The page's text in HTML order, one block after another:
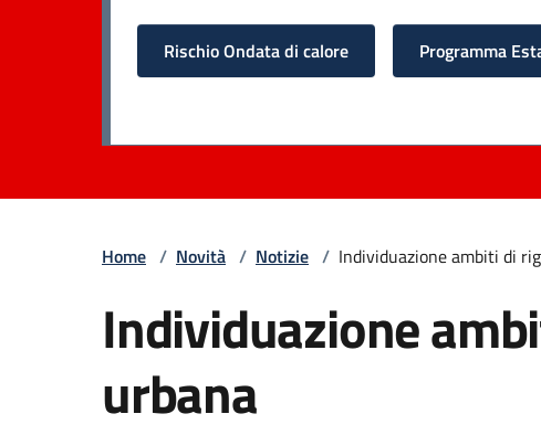
Rischio Ondata di calore Programma
Home / Novità / Notizie / Individuazione ambiti di
Individuazione
urbana